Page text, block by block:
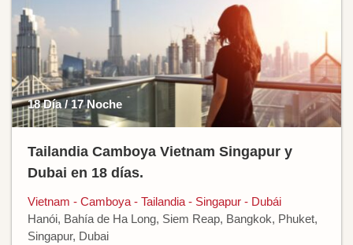
18 Día / 17 Noche
Tailandia Camboya Vietnam Singapur y
Dubai en 18 días.
Vietnam - Camboya - Tailandia - Singapur - Dubái
Hanói, Bahía de Ha Long, Siem Reap, Bangkok, Phuket,
Singapur, Dubai